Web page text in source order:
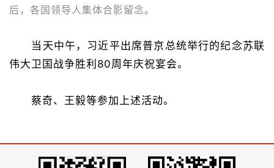
后，各国领导人集体合影留念。
当天中午，习近平出席普京总统举行的纪念苏联
伟大卫国战争胜利80周年庆祝宴会。
蔡奇、王毅等参加上述活动。